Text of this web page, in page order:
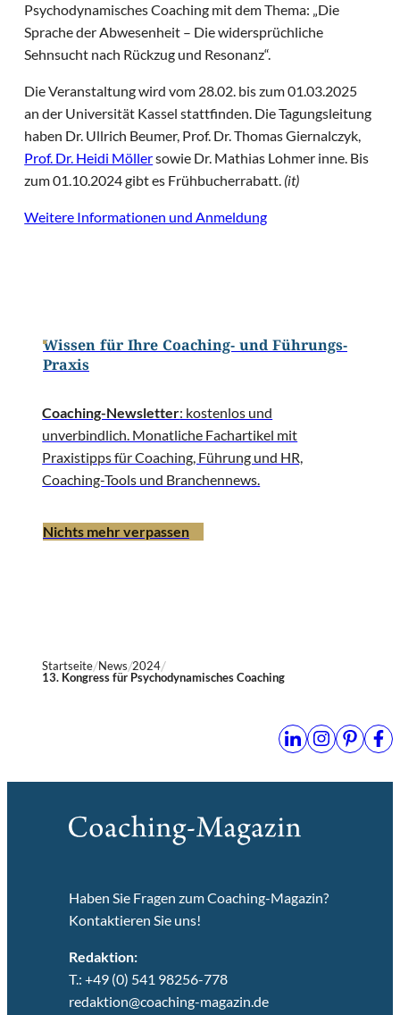
Psychodynamisches Coaching mit dem Thema: „Die
Sprache der Abwesenheit – Die widersprüchliche
Sehnsucht nach Rückzug und Resonanz“.
Die Veranstaltung wird vom 28.02. bis zum 01.03.2025
an der Universität Kassel stattfinden. Die Tagungsleitung
haben Dr. Ullrich Beumer, Prof. Dr. Thomas Giernalczyk,
Prof. Dr. Heidi Möllersowie Dr. Mathias Lohmer inne. Bis
zum 01.10.2024 gibt es Frühbucherrabatt. (it)
Weitere Informationen und Anmeldung
Wissen für Ihre Coaching- und Führungs-
Praxis
Coaching-Newsletter: kostenlos und
unverbindlich. Monatliche Fachartikel mit
Praxistipps für Coaching, Führung und HR,
Coaching-Tools und Branchennews.
Nichts mehr verpassen
Startseite News 2024
13. Kongress für Psychodynamisches Coaching
Haben Sie Fragen zum Coaching-Magazin?
Kontaktieren Sie uns!
Redaktion:
T.: +49 (0) 541 98256-778
redaktion@coaching-magazin.de